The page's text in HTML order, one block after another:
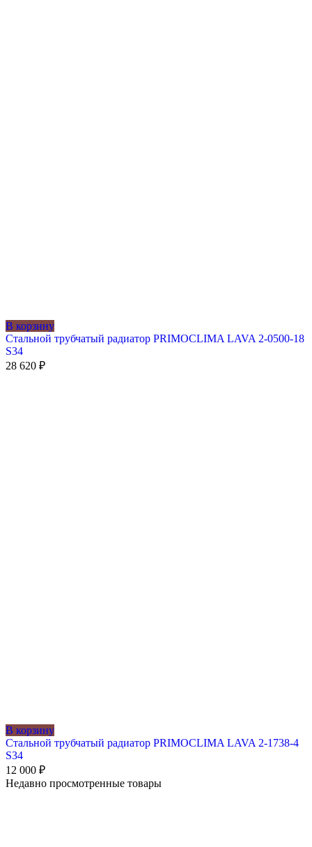
В корзину
Стальной трубчатый радиатор PRIMOCLIMA LAVA 2-0500-18
S34
28 620 ₽
В корзину
Стальной трубчатый радиатор PRIMOCLIMA LAVA 2-1738-4
S34
12 000 ₽
Недавно просмотренные товары